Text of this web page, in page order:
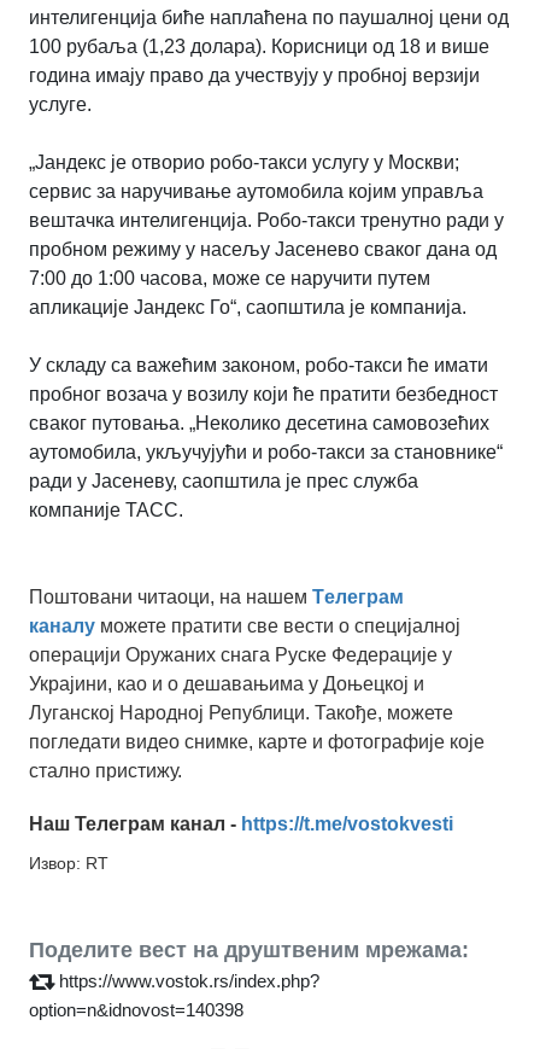
интелигенција биће наплаћена по паушалној цени од
100 рубаља (1,23 долара). Корисници од 18 и више
година имају право да учествују у пробној верзији
услуге.
„Јандекс је отворио робо-такси услугу у Москви;
сервис за наручивање аутомобила којим управља
вештачка интелигенција. Робо-такси тренутно ради у
пробном режиму у насељу Јасенево сваког дана од
7:00 до 1:00 часова, може се наручити путем
апликације Јандекс Го“, саопштила је компанија.
У складу са важећим законом, робо-такси ће имати
пробног возача у возилу који ће пратити безбедност
сваког путовања. „Неколико десетина самовозећих
аутомобила, укључујући и робо-такси за становнике“
ради у Јасеневу, саопштила је прес служба
компаније ТАСС.
Поштовани читаоци, на нашем Tелеграм
каналу можете пратити све вести о специјалној
операцији Оружаних снага Руске Федерације у
Украјини, као и о дешавањима у Доњецкој и
Луганској Народној Републици. Такође, можете
погледати видео снимке, карте и фотографије које
стално пристижу.
Наш Телеграм канал - https://t.me/vostokvesti
Извор: RT
Поделите вест на друштвеним мрежама:
https://www.vostok.rs/index.php?
option=n&idnovost=140398